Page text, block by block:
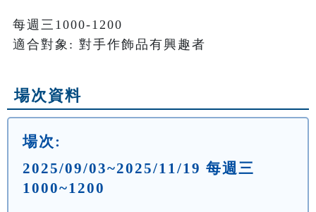
每週三1000-1200
適合對象: 對手作飾品有興趣者
場次資料
場次:
2025/09/03~2025/11/19 每週三
1000~1200